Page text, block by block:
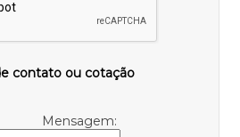
contato ou cotação
Mensagem: